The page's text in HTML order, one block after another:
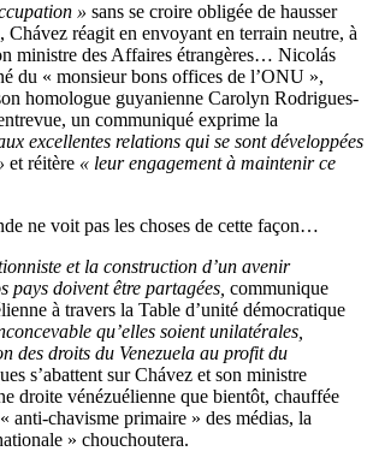
» sans se croire obligée de hausser
Chávez réagit en envoyant en terrain neutre, à
ministre des Affaires étrangères… Nicolás
du « monsieur bons offices de l’ONU »,
homologue guyanienne Carolyn Rodrigues-
un communiqué exprime la
excellentes relations qui se sont développées
et réitère « leur engagement à maintenir ce
ne voit pas les choses de cette façon…
et la construction d’un avenir
pays doivent être partagées, communique
à travers la Table d’unité démocratique
qu’elles soient unilatérales,
des droits du Venezuela au profit du
s’abattent sur Chávez et son ministre
droite vénézuélienne que bientôt, chauffée
anti-chavisme primaire » des médias, la
» chouchoutera.